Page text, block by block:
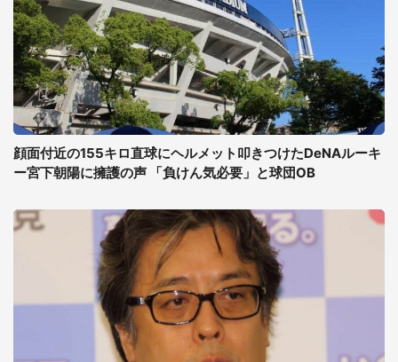
顔面付近の155キロ直球にヘルメット叩きつけたDeNAルーキ
ー宮下朝陽に擁護の声 「負けん気必要」と球団OB